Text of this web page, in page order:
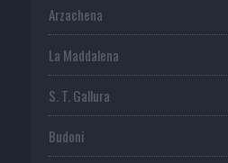
Arzachena
La Maddalena
S. T. Gallura
Budoni